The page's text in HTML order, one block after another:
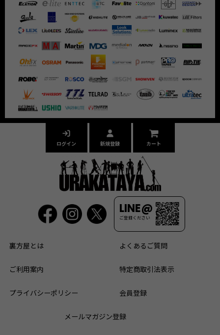
LINE@
ご登録ください
ログイン 新規登録 カート
裏方屋とは よくあるご質問
ご利用案内 特定商取引法表示
プライバシーポリシー 会員登録
メールマガジン登録